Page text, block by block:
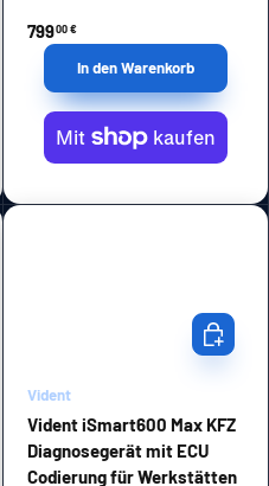
79900 €
In den Warenkorb
Vident
Vident iSmart600 Max KFZ
Diagnosegerät mit ECU
Codierung für Werkstätten
In den